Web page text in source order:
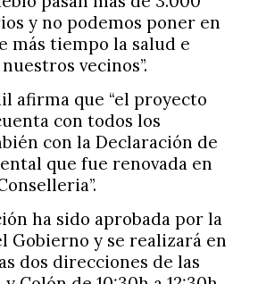
y no podemos poner en
más tiempo la salud e
vecinos”.
afirma que “el proyecto
con todos los
con la Declaración de
que fue renovada en
ha sido aprobada por la
Gobierno y se realizará en
dos direcciones de las